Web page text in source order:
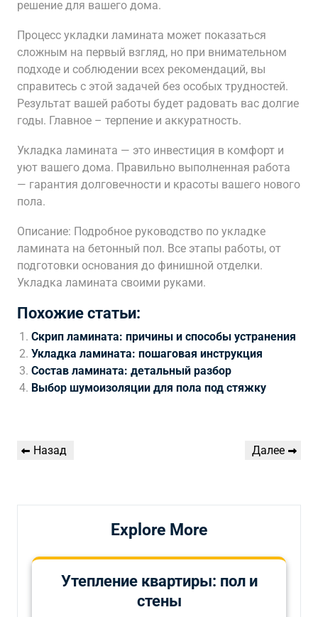
решение для вашего дома.
Процесс укладки ламината может показаться
сложным на первый взгляд, но при внимательном
подходе и соблюдении всех рекомендаций, вы
справитесь с этой задачей без особых трудностей.
Результат вашей работы будет радовать вас долгие
годы. Главное – терпение и аккуратность.
Укладка ламината — это инвестиция в комфорт и
уют вашего дома. Правильно выполненная работа
— гарантия долговечности и красоты вашего нового
пола.
Описание: Подробное руководство по укладке
ламината на бетонный пол. Все этапы работы, от
подготовки основания до финишной отделки.
Укладка ламината своими руками.
Похожие статьи:
Скрип ламината: причины и способы устранения
Укладка ламината: пошаговая инструкция
Состав ламината: детальный разбор
Выбор шумоизоляции для пола под стяжку
Навигация
Предыдущая
Назад
Следующая
Далее
Explore More
Утепление квартиры: пол и
стены